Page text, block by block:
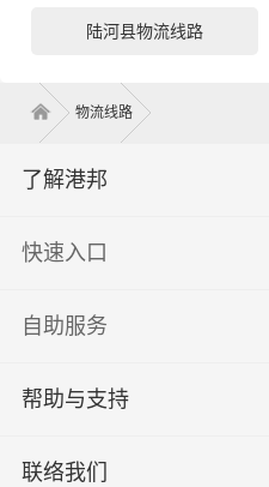
陆河县物流线路
物流线路
了解港邦
快速入口
自助服务
帮助与支持
联络我们